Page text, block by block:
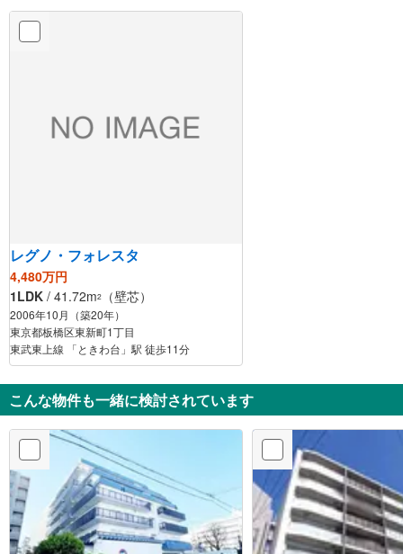
レグノ・フォレスタ
4,480万円
1LDK / 41.72m2 （壁芯）
2006年10月（築20年）
東京都板橋区東新町1丁目
東武東上線 「ときわ台」駅 徒歩11分
こんな物件も一緒に検討されています